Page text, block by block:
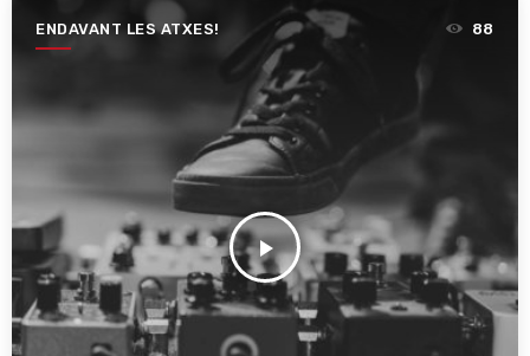
ENDAVANT LES ATXES!
play_arrow
88